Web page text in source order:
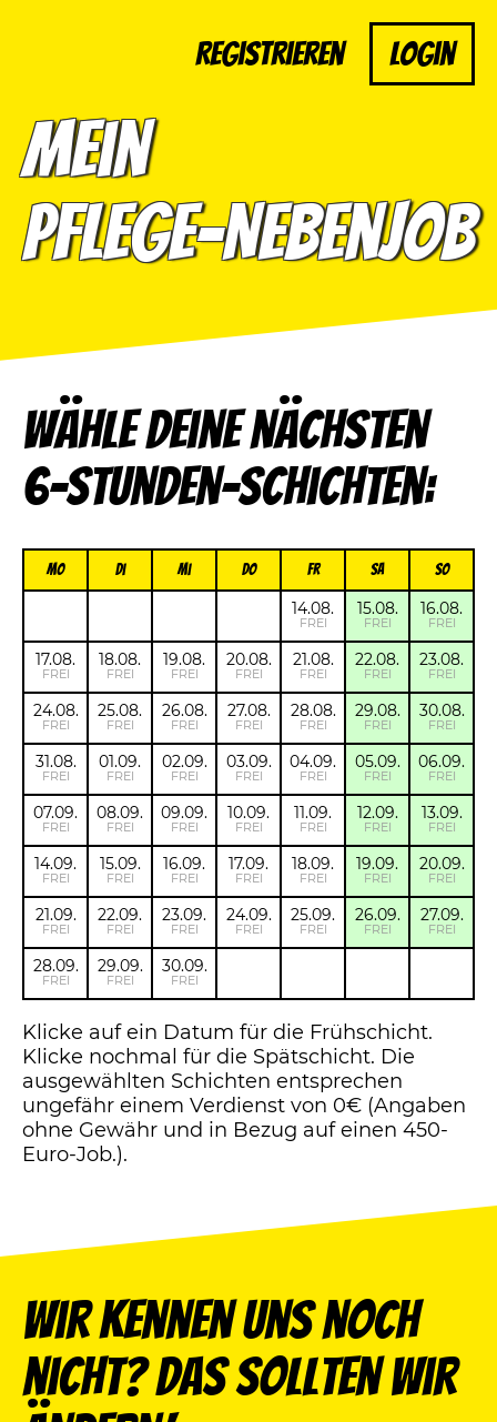
Registrieren Login
Mein
Pflege-Nebenjob
Wähle deine nächsten
6-Stunden-Schichten:
Mo Di Mi Do FR Sa So
14.08.
FREI
15.08.
FREI
16.08.
FREI
17.08.
FREI
18.08.
FREI
19.08.
FREI
20.08.
FREI
21.08.
FREI
22.08.
FREI
23.08.
FREI
24.08.
FREI
25.08.
FREI
26.08.
FREI
27.08.
FREI
28.08.
FREI
29.08.
FREI
30.08.
FREI
31.08.
FREI
01.09.
FREI
02.09.
FREI
03.09.
FREI
04.09.
FREI
05.09.
FREI
06.09.
FREI
07.09.
FREI
08.09.
FREI
09.09.
FREI
10.09.
FREI
11.09.
FREI
12.09.
FREI
13.09.
FREI
14.09.
FREI
15.09.
FREI
16.09.
FREI
17.09.
FREI
18.09.
FREI
19.09.
FREI
20.09.
FREI
21.09.
FREI
22.09.
FREI
23.09.
FREI
24.09.
FREI
25.09.
FREI
26.09.
FREI
27.09.
FREI
28.09.
FREI
29.09.
FREI
30.09.
FREI
Klicke auf ein Datum für die Frühschicht.
Klicke nochmal für die Spätschicht. Die
ausgewählten Schichten entsprechen
ungefähr einem Verdienst von 0€ (Angaben
ohne Gewähr und in Bezug auf einen 450-
Euro-Job.).
Wir kennen uns noch
nicht? Das sollten wir